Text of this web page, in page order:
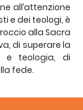
all’attenzione
e dei teologi, è
alla Sacra
di superare la
e teologia, di
fede.